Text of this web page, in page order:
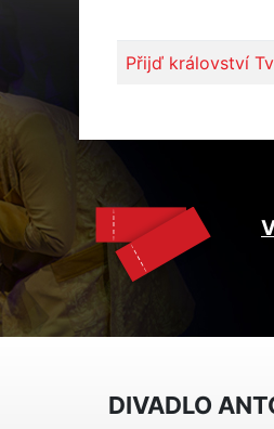
Přijď království
DIVADLO